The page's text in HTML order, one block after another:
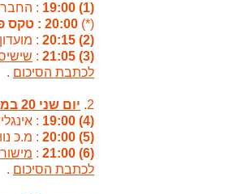
(1) 19:00
: החברים
(*) 20:00 : טקס פתיחת העונה במעמד הנהלת העיר וכל שחקני הליגה
(2) 20:15
:
(3) 21:05
:
לכתבת הסיכום .
2. יום שני 20 במאי אולם מרחבים רח' גדולי ישראל 7 ראשון לציון
(4) 19:00
:
(5) 20:00
: מ.כ
(6) 21:00
:
לכתבת הסיכום .